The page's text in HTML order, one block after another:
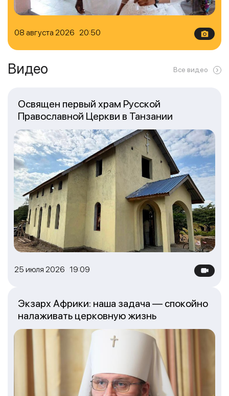
08 августа 2026 20:50
Видео Все видео
25 июля 2026 19:09
Освящен первый храм Русской
Православной Церкви в Танзании
Экзарх Африки: наша задача — спокойно
налаживать церковную жизнь